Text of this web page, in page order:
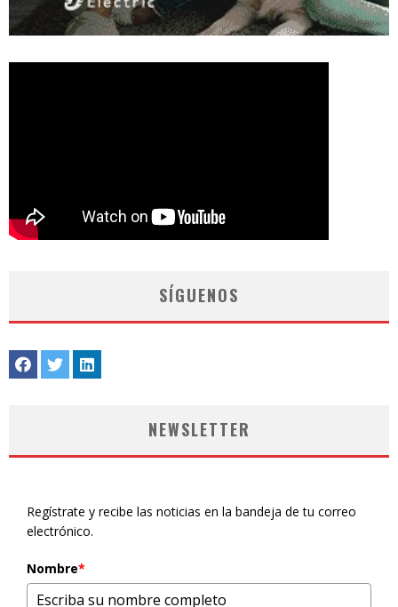
SÍGUENOS
NEWSLETTER
Regístrate y recibe las noticias en la bandeja de tu correo
electrónico.
Nombre*